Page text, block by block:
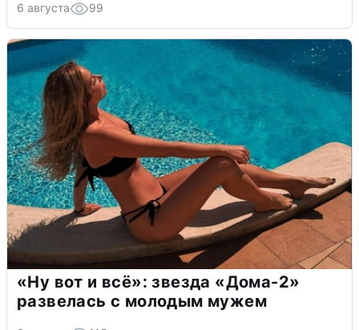
6 августа 99
«Ну вот и всё»: звезда «Дома-2»
развелась с молодым мужем